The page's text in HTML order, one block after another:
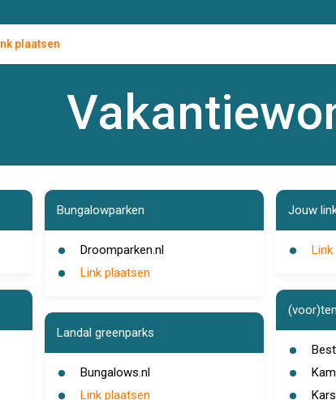
plaatsen
Bungalowparken
Droomparken.nl
Link plaatsen
Landal greenparks
Bungalows.nl
Link plaatsen
Jouw
Link